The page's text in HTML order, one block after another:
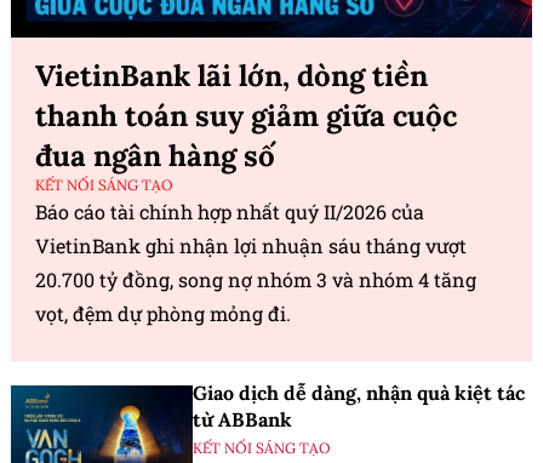
VietinBank lãi lớn, dòng tiền
thanh toán suy giảm giữa cuộc
đua ngân hàng số
KẾT NỐI SÁNG TẠO
Báo cáo tài chính hợp nhất quý II/2026 của
VietinBank ghi nhận lợi nhuận sáu tháng vượt
20.700 tỷ đồng, song nợ nhóm 3 và nhóm 4 tăng
vọt, đệm dự phòng mỏng đi.
Giao dịch dễ dàng, nhận quà kiệt tác
từ ABBank
KẾT NỐI SÁNG TẠO